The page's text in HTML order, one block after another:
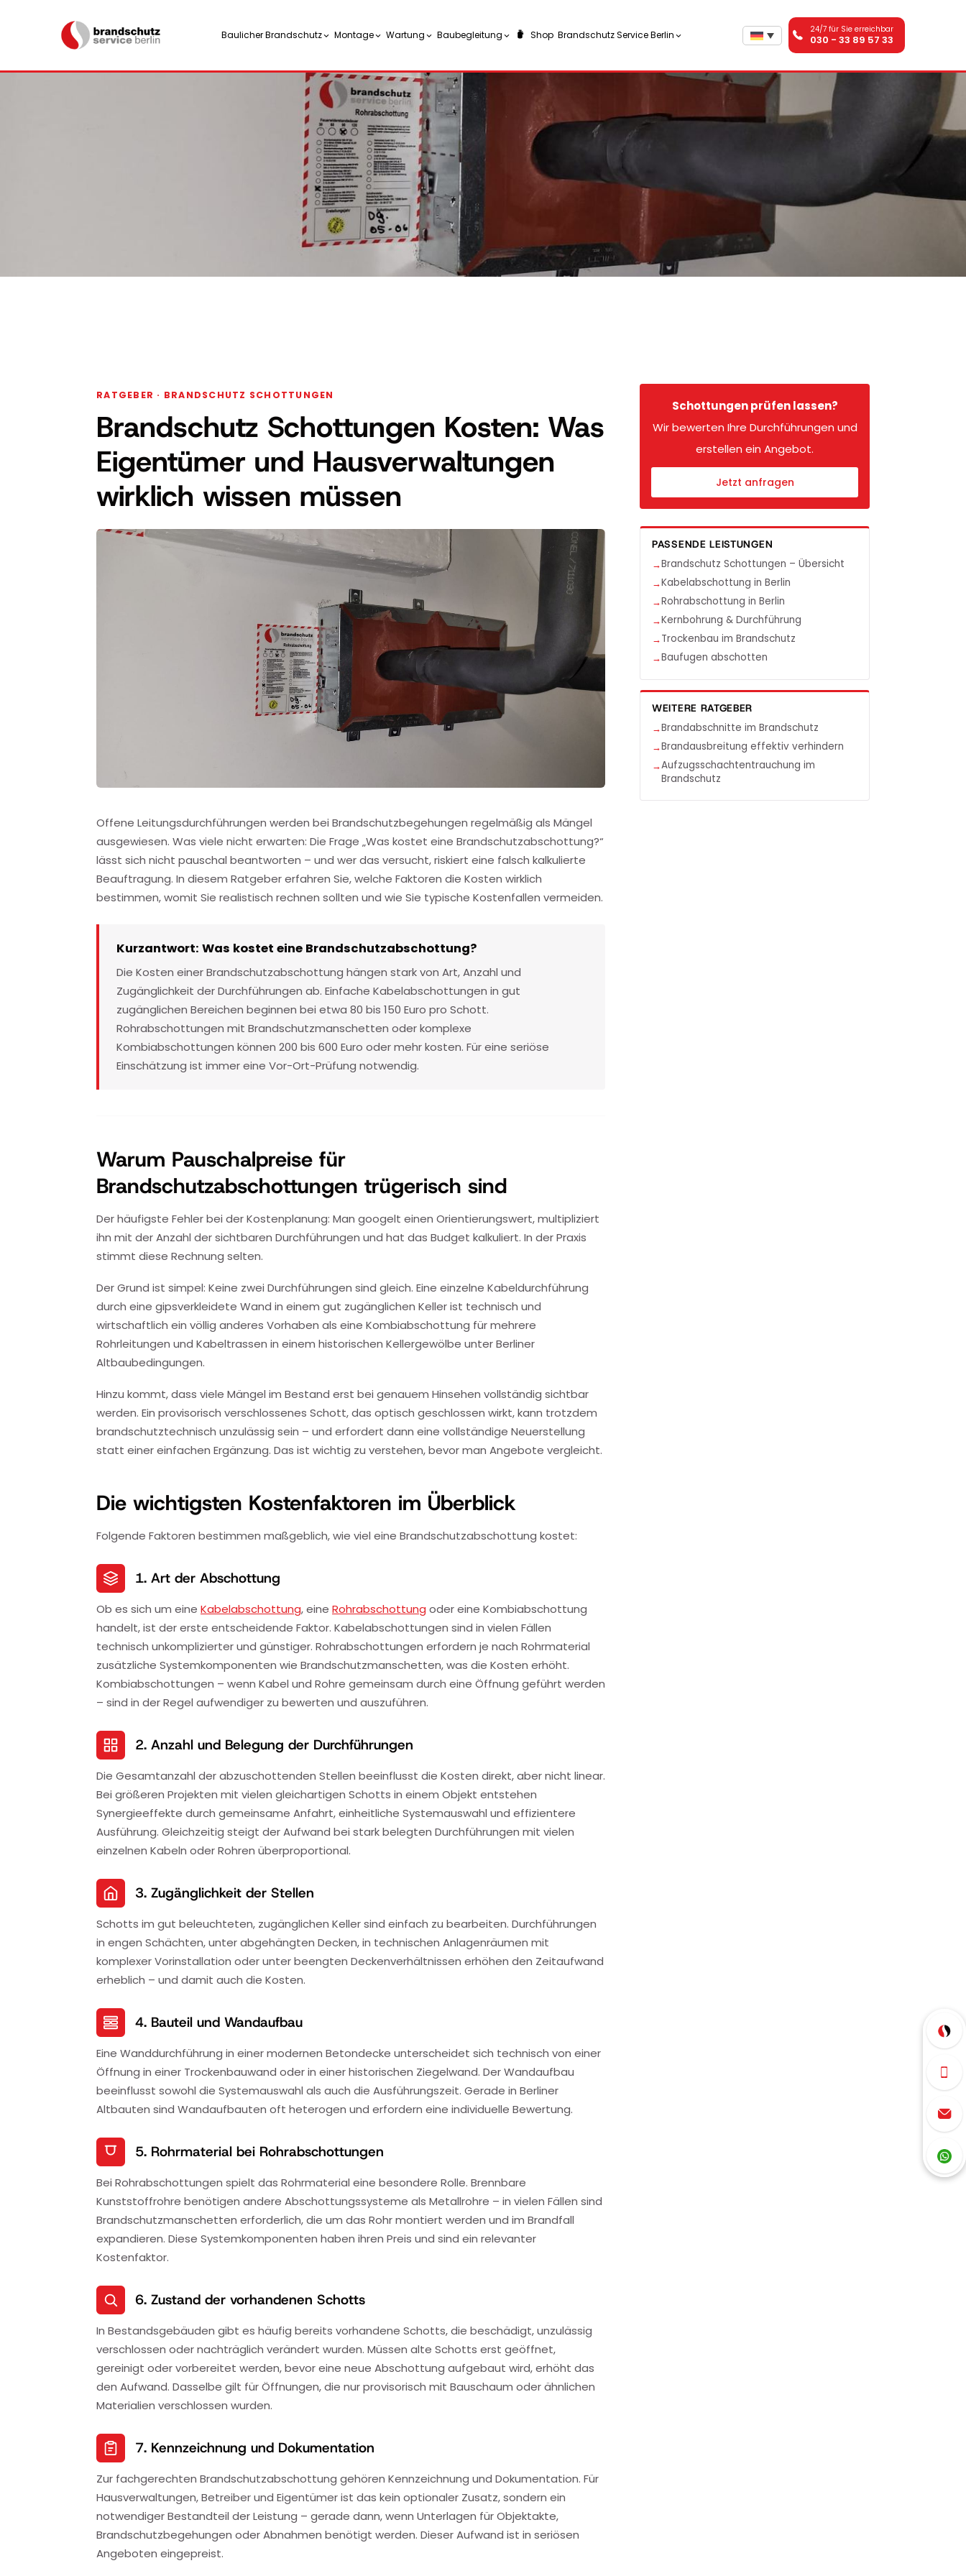
Baulicher Brandschutz Montage Wartung Baubegleitung Shop Brandschutz Service Berlin 24/7 für Sie erreichbar
030 - 33 89 57 33
RATGEBER · BRANDSCHUTZ SCHOTTUNGEN
Brandschutz Schottungen Kosten: Was
Eigentümer und Hausverwaltungen
wirklich wissen müssen
Offene Leitungsdurchführungen werden bei Brandschutzbegehungen regelmäßig als Mängel
ausgewiesen. Was viele nicht erwarten: Die Frage „Was kostet eine Brandschutzabschottung?“
lässt sich nicht pauschal beantworten – und wer das versucht, riskiert eine falsch kalkulierte
Beauftragung. In diesem Ratgeber erfahren Sie, welche Faktoren die Kosten wirklich
bestimmen, womit Sie realistisch rechnen sollten und wie Sie typische Kostenfallen vermeiden.
Kurzantwort: Was kostet eine Brandschutzabschottung?
Die Kosten einer Brandschutzabschottung hängen stark von Art, Anzahl und
Zugänglichkeit der Durchführungen ab. Einfache Kabelabschottungen in gut
zugänglichen Bereichen beginnen bei etwa 80 bis 150 Euro pro Schott.
Rohrabschottungen mit Brandschutzmanschetten oder komplexe
Kombiabschottungen können 200 bis 600 Euro oder mehr kosten. Für eine seriöse
Einschätzung ist immer eine Vor-Ort-Prüfung notwendig.
Warum Pauschalpreise für
Brandschutzabschottungen trügerisch sind
Der häufigste Fehler bei der Kostenplanung: Man googelt einen Orientierungswert, multipliziert
ihn mit der Anzahl der sichtbaren Durchführungen und hat das Budget kalkuliert. In der Praxis
stimmt diese Rechnung selten.
Der Grund ist simpel: Keine zwei Durchführungen sind gleich. Eine einzelne Kabeldurchführung
durch eine gipsverkleidete Wand in einem gut zugänglichen Keller ist technisch und
wirtschaftlich ein völlig anderes Vorhaben als eine Kombiabschottung für mehrere
Rohrleitungen und Kabeltrassen in einem historischen Kellergewölbe unter Berliner
Altbaubedingungen.
Hinzu kommt, dass viele Mängel im Bestand erst bei genauem Hinsehen vollständig sichtbar
werden. Ein provisorisch verschlossenes Schott, das optisch geschlossen wirkt, kann trotzdem
brandschutztechnisch unzulässig sein – und erfordert dann eine vollständige Neuerstellung
statt einer einfachen Ergänzung. Das ist wichtig zu verstehen, bevor man Angebote vergleicht.
Die wichtigsten Kostenfaktoren im Überblick
Folgende Faktoren bestimmen maßgeblich, wie viel eine Brandschutzabschottung kostet:
1. Art der Abschottung
Ob es sich um eine Kabelabschottung, eine Rohrabschottung oder eine Kombiabschottung
handelt, ist der erste entscheidende Faktor. Kabelabschottungen sind in vielen Fällen
technisch unkomplizierter und günstiger. Rohrabschottungen erfordern je nach Rohrmaterial
zusätzliche Systemkomponenten wie Brandschutzmanschetten, was die Kosten erhöht.
Kombiabschottungen – wenn Kabel und Rohre gemeinsam durch eine Öffnung geführt werden
– sind in der Regel aufwendiger zu bewerten und auszuführen.
2. Anzahl und Belegung der Durchführungen
Die Gesamtanzahl der abzuschottenden Stellen beeinflusst die Kosten direkt, aber nicht linear.
Bei größeren Projekten mit vielen gleichartigen Schotts in einem Objekt entstehen
Synergieeffekte durch gemeinsame Anfahrt, einheitliche Systemauswahl und effizientere
Ausführung. Gleichzeitig steigt der Aufwand bei stark belegten Durchführungen mit vielen
einzelnen Kabeln oder Rohren überproportional.
3. Zugänglichkeit der Stellen
Schotts im gut beleuchteten, zugänglichen Keller sind einfach zu bearbeiten. Durchführungen
in engen Schächten, unter abgehängten Decken, in technischen Anlagenräumen mit
komplexer Vorinstallation oder unter beengten Deckenverhältnissen erhöhen den Zeitaufwand
erheblich – und damit auch die Kosten.
4. Bauteil und Wandaufbau
Eine Wanddurchführung in einer modernen Betondecke unterscheidet sich technisch von einer
Öffnung in einer Trockenbauwand oder in einer historischen Ziegelwand. Der Wandaufbau
beeinflusst sowohl die Systemauswahl als auch die Ausführungszeit. Gerade in Berliner
Altbauten sind Wandaufbauten oft heterogen und erfordern eine individuelle Bewertung.
5. Rohrmaterial bei Rohrabschottungen
Bei Rohrabschottungen spielt das Rohrmaterial eine besondere Rolle. Brennbare
Kunststoffrohre benötigen andere Abschottungssysteme als Metallrohre – in vielen Fällen sind
Brandschutzmanschetten erforderlich, die um das Rohr montiert werden und im Brandfall
expandieren. Diese Systemkomponenten haben ihren Preis und sind ein relevanter
Kostenfaktor.
6. Zustand der vorhandenen Schotts
In Bestandsgebäuden gibt es häufig bereits vorhandene Schotts, die beschädigt, unzulässig
verschlossen oder nachträglich verändert wurden. Müssen alte Schotts erst geöffnet,
gereinigt oder vorbereitet werden, bevor eine neue Abschottung aufgebaut wird, erhöht das
den Aufwand. Dasselbe gilt für Öffnungen, die nur provisorisch mit Bauschaum oder ähnlichen
Materialien verschlossen wurden.
7. Kennzeichnung und Dokumentation
Zur fachgerechten Brandschutzabschottung gehören Kennzeichnung und Dokumentation. Für
Hausverwaltungen, Betreiber und Eigentümer ist das kein optionaler Zusatz, sondern ein
notwendiger Bestandteil der Leistung – gerade dann, wenn Unterlagen für Objektakte,
Brandschutzbegehungen oder Abnahmen benötigt werden. Dieser Aufwand ist in seriösen
Angeboten eingepreist.
Schottungen prüfen lassen?
Wir bewerten Ihre Durchführungen und
erstellen ein Angebot.
Jetzt anfragen
PASSENDE LEISTUNGEN
Brandschutz Schottungen – Übersicht
Kabelabschottung in Berlin
Rohrabschottung in Berlin
Kernbohrung & Durchführung
Trockenbau im Brandschutz
Baufugen abschotten
WEITERE RATGEBER
Brandabschnitte im Brandschutz
Brandausbreitung effektiv verhindern
Aufzugsschachtentrauchung im
Brandschutz